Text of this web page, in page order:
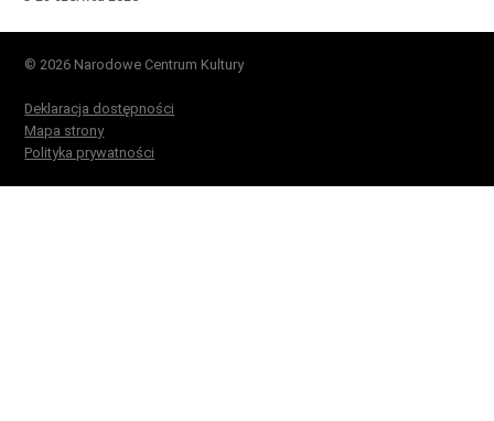
© 2026 Narodowe Centrum Kultury
Deklaracja dostępności
Mapa strony
Polityka prywatności